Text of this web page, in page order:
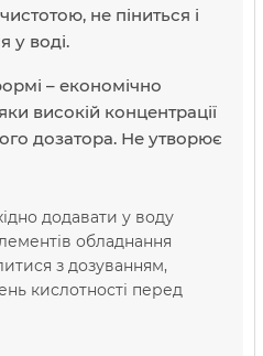
не піниться і
у воді.
– економічно
високій концентрації
дозатора. Не утворює
додавати у воду
обладнання
з дозуванням,
кислотності перед